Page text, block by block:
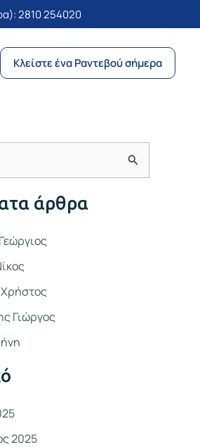
2810 254020
Κλείστε ένα Ραντεβού σήμερα
άρθρα
Γιώργος
2025